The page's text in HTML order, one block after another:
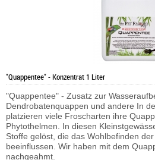
"Quappentee" - Konzentrat 1 Liter
"Quappentee" - Zusatz zur
Dendrobatenquappen und andere In
platzieren viele Froscharten ihre
Phytothelmen. In diesen
Stoffe gelöst, die das Wohlbefinden
beeinflussen. Wir haben mit dem
nachgeahmt.